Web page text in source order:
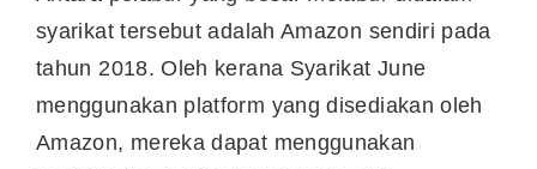
syarikat tersebut adalah Amazon sendiri pada
tahun 2018. Oleh kerana Syarikat June
menggunakan platform yang disediakan oleh
Amazon, mereka dapat menggunakan